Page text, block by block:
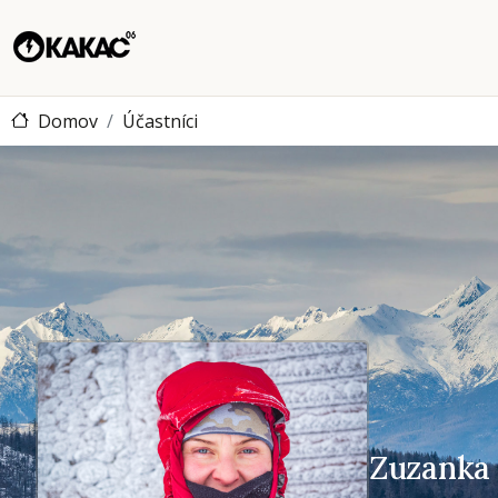
Domov Účastníci
Zuzanka
Zuzanka